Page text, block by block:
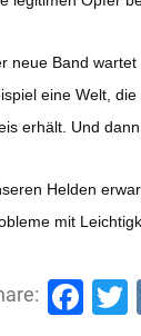
neue Band
eine Welt,
erhält. Und
Helden
mit